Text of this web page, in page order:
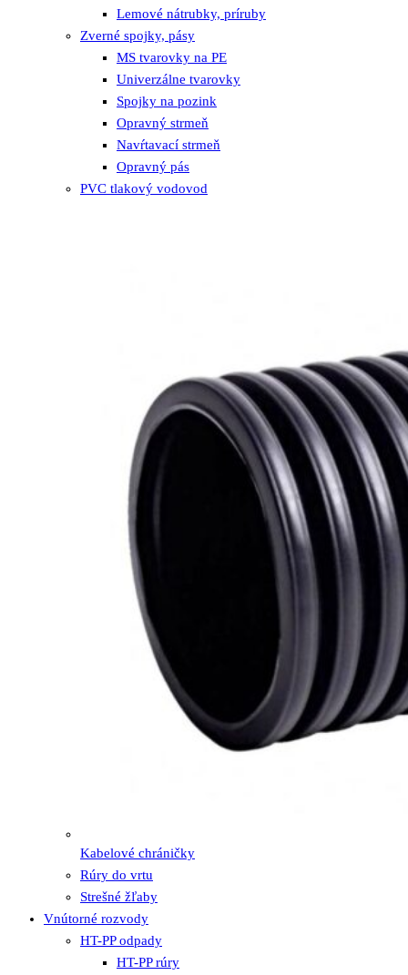
Lemové nátrubky, príruby
Zverné spojky, pásy
MS tvarovky na PE
Univerzálne tvarovky
Spojky na pozink
Opravný strmeň
Navŕtavací strmeň
Opravný pás
PVC tlakový vodovod
Kabelové chráničky
Rúry do vrtu
Strešné žľaby
Vnútorné rozvody
HT-PP odpady
HT-PP rúry